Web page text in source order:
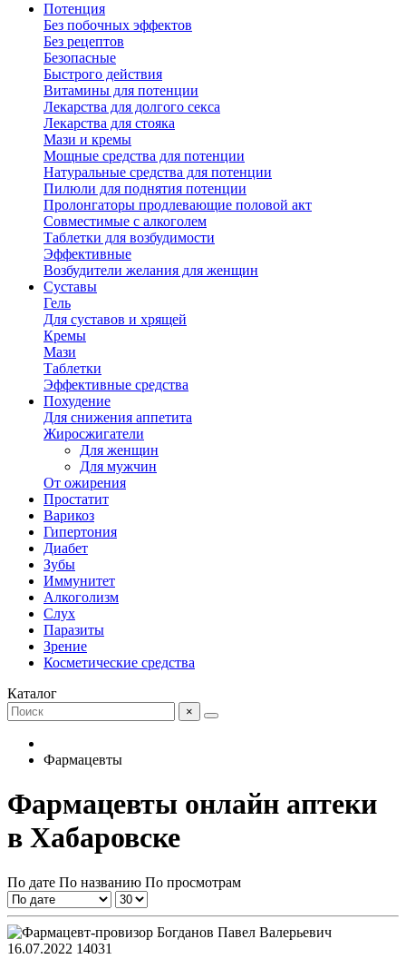
Потенция
Без побочных эффектов
Без рецептов
Безопасные
Быстрого действия
Витамины для потенции
Лекарства для долгого секса
Лекарства для стояка
Мази и кремы
Мощные средства для потенции
Натуральные средства для потенции
Пилюли для поднятия потенции
Пролонгаторы продлевающие половой акт
Совместимые с алкоголем
Таблетки для возбудимости
Эффективные
Возбудители желания для женщин
Суставы
Гель
Для суставов и хрящей
Кремы
Мази
Таблетки
Эффективные средства
Похудение
Для снижения аппетита
Жиросжигатели
Для женщин
Для мужчин
От ожирения
Простатит
Варикоз
Гипертония
Диабет
Зубы
Иммунитет
Алкоголизм
Слух
Паразиты
Зрение
Косметические средства
Каталог
×
Фармацевты
Фармацевты онлайн аптеки
в Хабаровске
По дате По названию По просмотрам
16.07.2022 14031